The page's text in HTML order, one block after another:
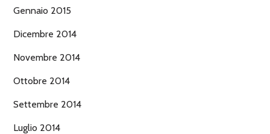
Gennaio 2015
Dicembre 2014
Novembre 2014
Ottobre 2014
Settembre 2014
Luglio 2014